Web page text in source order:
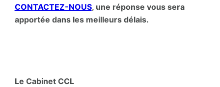
CONTACTEZ-NOUS, une réponse vous sera
apportée dans les meilleurs délais.
Le Cabinet CCL